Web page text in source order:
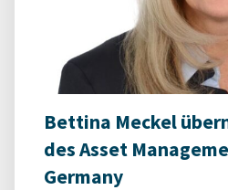
Bettina Meckel
des Asset
Germany